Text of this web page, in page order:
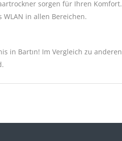
sorgen für Ihren Komfort.
in allen Bereichen.
in Bartın! Im Vergleich zu anderen